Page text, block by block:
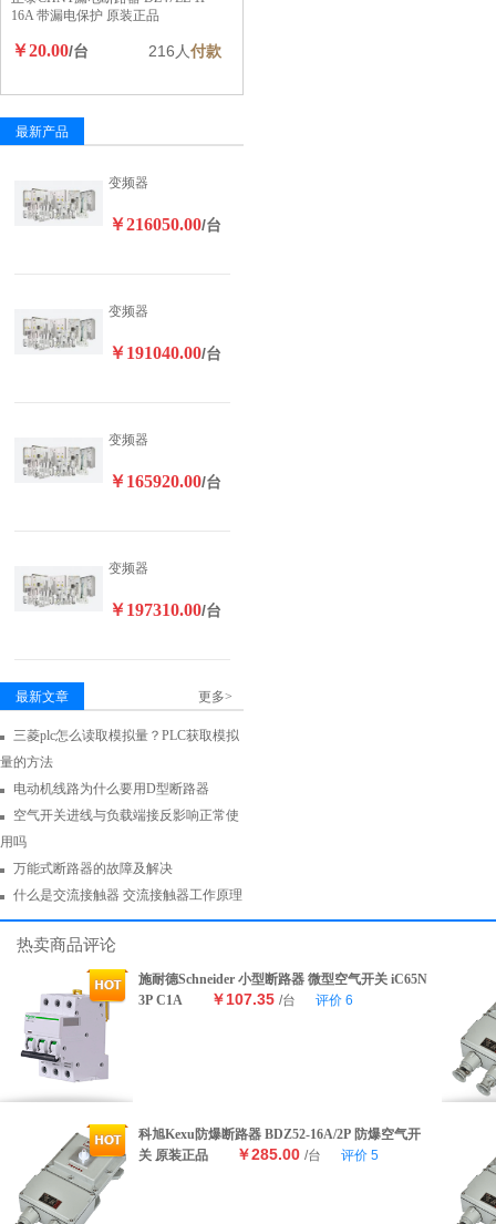
16A 带漏电保护 原装正品
￥20.00/台 216人付款
最新产品
变频器
￥216050.00/台
变频器
￥191040.00/台
变频器
￥165920.00/台
变频器
￥197310.00/台
最新文章 更多>
三菱plc怎么读取模拟量？PLC获取模拟
量的方法
电动机线路为什么要用D型断路器
空气开关进线与负载端接反影响正常使
用吗
万能式断路器的故障及解决
什么是交流接触器 交流接触器工作原理
热卖商品评论
施耐德Schneider 小型断路器 微型空气开关 iC65N
3P C1A
￥107.35 /台 评价 6
科旭Kexu防爆断路器 BDZ52-16A/2P 防爆空气开
关 原装正品
￥285.00 /台 评价 5